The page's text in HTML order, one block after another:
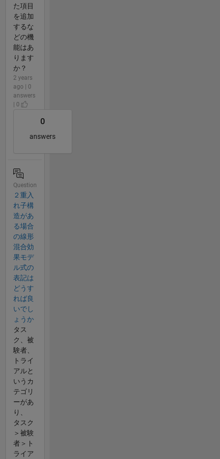
た項目
を追加
するな
どの機
能はあ
ります
か？
2 years
ago | 0
answers
| 0
0
answers
Question
２重入
れ子構
造があ
る場合
の線形
混合効
果モデ
ル式の
表記は
どうす
れば良
いでし
ょうか
タス
ク、被
験者、
トライ
アルと
いうカ
テゴリ
ーがあ
り、
タスク
＞被験
者＞ト
ライア